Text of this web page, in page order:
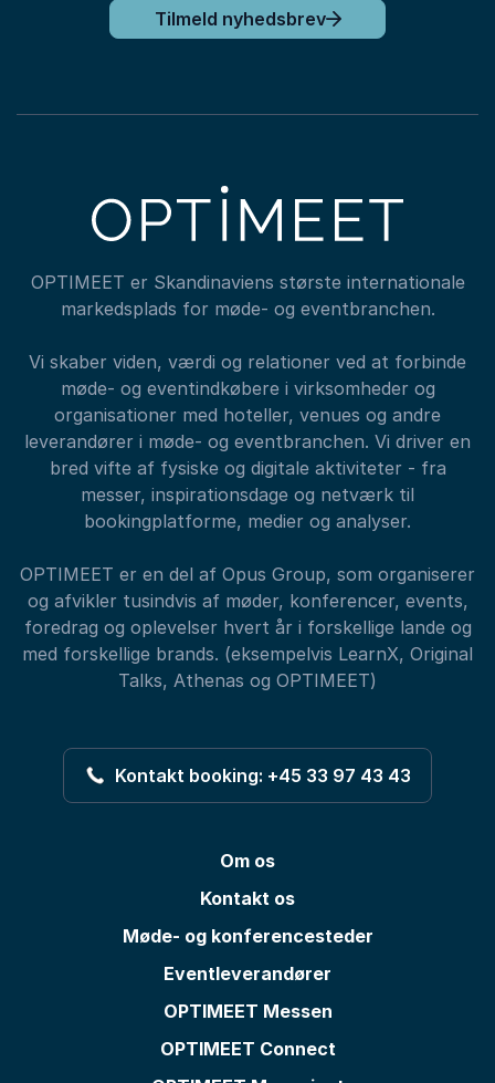
Tilmeld nyhedsbrev
OPTIMEET er Skandinaviens største internationale
markedsplads for møde- og eventbranchen.
Vi skaber viden, værdi og relationer ved at forbinde
møde- og eventindkøbere i virksomheder og
organisationer med hoteller, venues og andre
leverandører i møde- og eventbranchen. Vi driver en
bred vifte af fysiske og digitale aktiviteter - fra
messer, inspirationsdage og netværk til
bookingplatforme, medier og analyser.
OPTIMEET er en del af Opus Group, som organiserer
og afvikler tusindvis af møder, konferencer, events,
foredrag og oplevelser hvert år i forskellige lande og
med forskellige brands. (eksempelvis LearnX, Original
Talks, Athenas og OPTIMEET)
Kontakt booking: +45 33 97 43 43
Om os
Kontakt os
Møde- og konferencesteder
Eventleverandører
OPTIMEET Messen
OPTIMEET Connect